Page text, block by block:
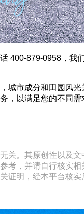
400-879-0958，我
城市成分和田园风
，以满足您的不同需
关。其原创性以及
考，并请自行核实
证明，经本平台核